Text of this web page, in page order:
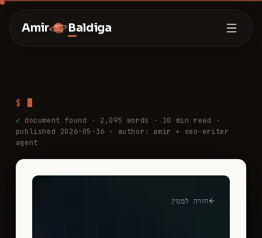
Amir Baldiga
$
✓ document found · 2,095 words · 10 min read ·
published 2026-05-16 · author: amir + seo-writer
agent
חזרה למגזין